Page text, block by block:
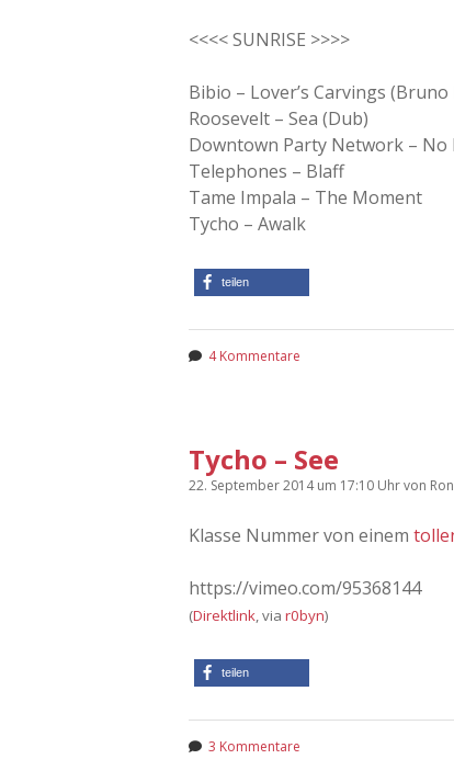
<<<< SUNRISE >>>>
Bibio – Lover’s Carvings (Bruno
Roosevelt – Sea (Dub)
Downtown Party Network –
Telephones – Blaff
Tame Impala – The Moment
Tycho – Awalk
teilen
4 Kommentare
Tycho – See
22. September 2014um 17:10 Uhrvon
Klasse Nummer von einem
https://vimeo.com/95368144
(Direktlink , via r0byn)
teilen
3 Kommentare